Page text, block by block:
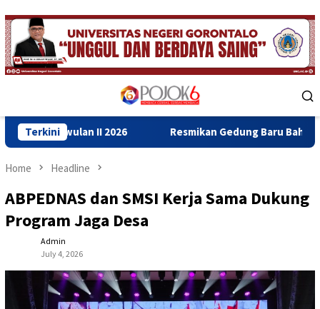
Skip
to
content
Menu
TerkiniResmikan Gedung Baru Bahrul Ulum, Wagub Idah
Home Headline
ABPEDNAS dan SMSI Kerja Sama Dukung
Program Jaga Desa
Admin
July 4, 2026